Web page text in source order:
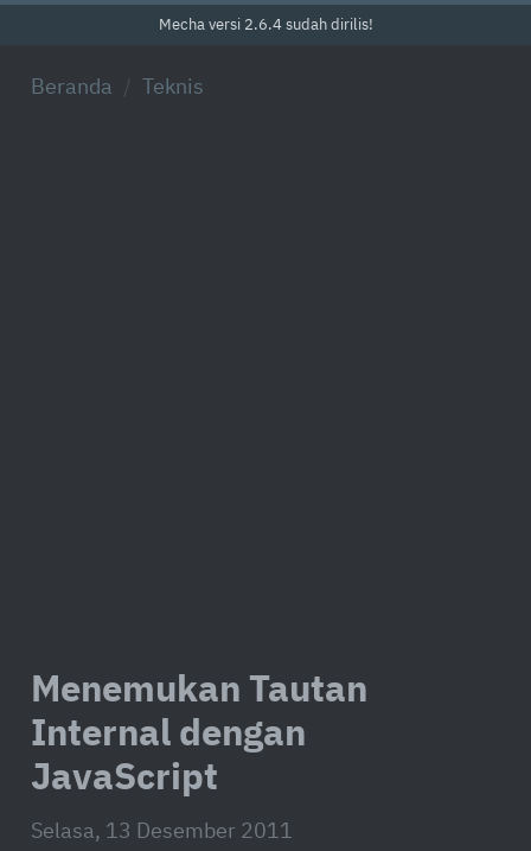
Mecha versi 2.6.4 sudah dirilis!
Beranda Teknis
Menemukan Tautan
Internal dengan
JavaScript
Selasa, 13 Desember 2011